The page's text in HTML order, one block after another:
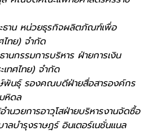
ธาน หน่วยธุรกิจผลิตภัณฑ์เพื่อ
ไทย) จำกัด
นกรรมการบริหาร ฝ่ายการเงิน
เทศไทย) จำกัด
พันธุ์ รองคณบดีฝ่ายสื่อสารองค์กร
หิดล
วยการอาวุโสฝ่ายบริหารงานจัดซื้อ
ลบำรุงราษฎร์ อินเตอร์เนชั่นแนล